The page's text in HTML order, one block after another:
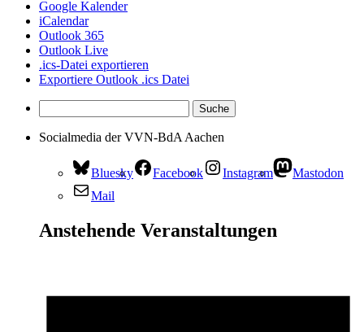
Google Kalender
iCalendar
Outlook 365
Outlook Live
.ics-Datei exportieren
Exportiere Outlook .ics Datei
Socialmedia der VVN-BdA Aachen
Bluesky Facebook Instagram
Mastodon
Mail
Anstehende Veranstaltungen